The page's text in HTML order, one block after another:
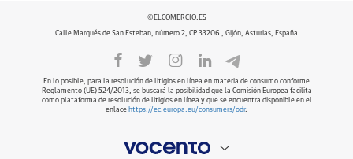
©ELCOMERCIO.ES
Calle Marqués de San Esteban, número 2, CP 33206 , Gijón, Asturias, España
En lo posible, para la resolución de litigios en línea en materia de consumo conforme
Reglamento (UE) 524/2013, se buscará la posibilidad que la Comisión Europea facilita
como plataforma de resolución de litigios en línea y que se encuentra disponible en el
enlace https://ec.europa.eu/consumers/odr.